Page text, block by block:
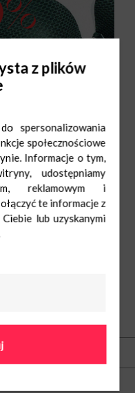
Triumph
Nd handl 10:00-
z plików
spersonalizowania
społecznościowe
Informacje o tym,
udostępniamy
reklamowym i
te informacje z
lub uzyskanymi